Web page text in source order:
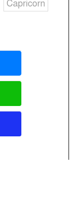
Capricorn